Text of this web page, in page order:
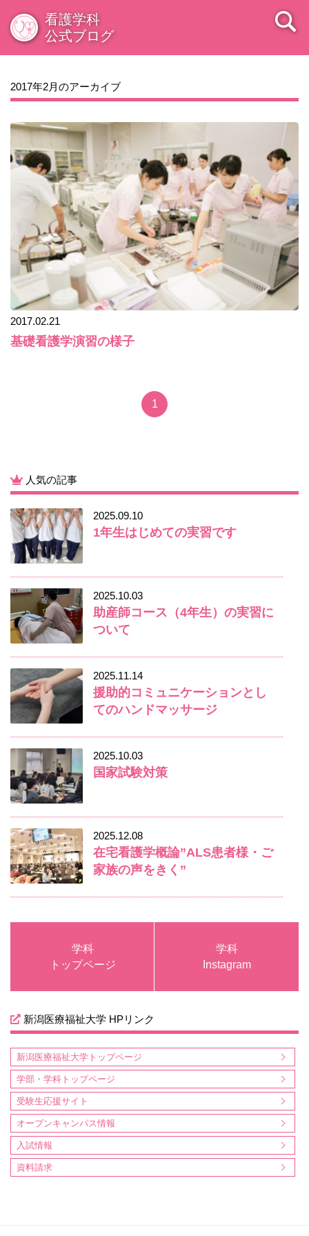
看護学科
公式ブログ
2017年2月のアーカイブ
2017.02.21
基礎看護学演習の様子
1
人気の記事
2025.09.10
1年生はじめての実習です
2025.10.03
助産師コース（4年生）の実習に
ついて
2025.11.14
援助的コミュニケーションとし
てのハンドマッサージ
2025.10.03
国家試験対策
2025.12.08
在宅看護学概論”ALS患者様・ご
家族の声をきく”
学科
トップページ
学科
Instagram
新潟医療福祉大学 HPリンク
新潟医療福祉大学トップページ
学部・学科トップページ
受験生応援サイト
オープンキャンパス情報
入試情報
資料請求